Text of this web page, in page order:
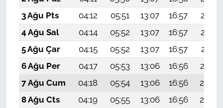
3 Ağu Pts
04:12 05:51 13:07 16:57
20:13
4 Ağu Sal
04:14 05:52 13:07 16:57
20:12
5 Ağu Çar
04:15 05:52 13:07 16:57
20:11
6 Ağu Per
04:17 05:53 13:06 16:56
20:10
7 Ağu Cum
04:18 05:54 13:06 16:56
20:08
8 Ağu Cts
04:19 05:55 13:06 16:56
20:07